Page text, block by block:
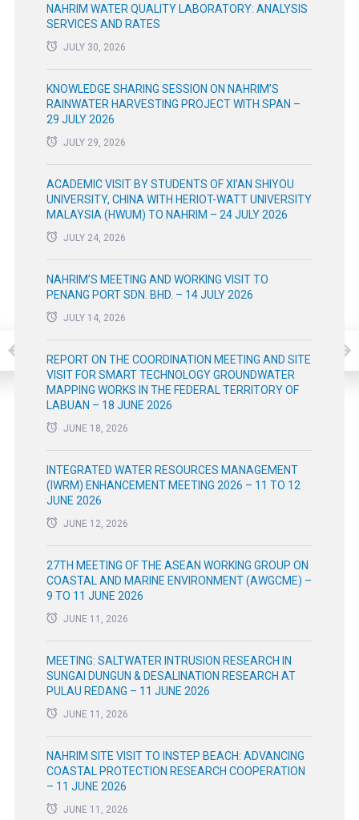
NAHRIM WATER QUALITY LABORATORY: ANALYSIS
SERVICES AND RATES
JULY 30, 2026
KNOWLEDGE SHARING SESSION ON NAHRIM’S
RAINWATER HARVESTING PROJECT WITH SPAN –
29 JULY 2026
JULY 29, 2026
ACADEMIC VISIT BY STUDENTS OF XI’AN SHIYOU
UNIVERSITY, CHINA WITH HERIOT-WATT UNIVERSITY
MALAYSIA (HWUM) TO NAHRIM – 24 JULY 2026
JULY 24, 2026
NAHRIM’S MEETING AND WORKING VISIT TO
PENANG PORT SDN. BHD. – 14 JULY 2026
JULY 14, 2026
REPORT ON THE COORDINATION MEETING AND SITE
VISIT FOR SMART TECHNOLOGY GROUNDWATER
MAPPING WORKS IN THE FEDERAL TERRITORY OF
LABUAN – 18 JUNE 2026
JUNE 18, 2026
INTEGRATED WATER RESOURCES MANAGEMENT
(IWRM) ENHANCEMENT MEETING 2026 – 11 TO 12
JUNE 2026
JUNE 12, 2026
27TH MEETING OF THE ASEAN WORKING GROUP ON
COASTAL AND MARINE ENVIRONMENT (AWGCME) –
9 TO 11 JUNE 2026
JUNE 11, 2026
MEETING: SALTWATER INTRUSION RESEARCH IN
SUNGAI DUNGUN & DESALINATION RESEARCH AT
PULAU REDANG – 11 JUNE 2026
JUNE 11, 2026
NAHRIM SITE VISIT TO INSTEP BEACH: ADVANCING
COASTAL PROTECTION RESEARCH COOPERATION
– 11 JUNE 2026
JUNE 11, 2026